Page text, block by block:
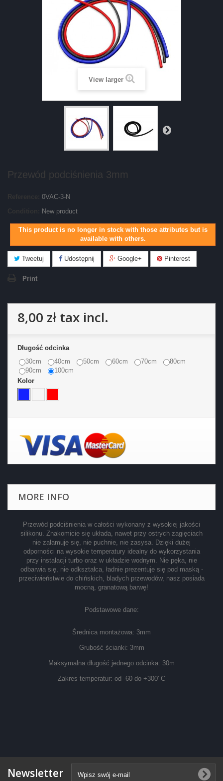
View larger
Przewód podciśnienia 3mm
0VAC-3-N
New product
This product is no longer in stock with those attributes but is
available with others.
Tweetuj Udostępnij Google+ Pinterest
Print
8,00 złtax incl.
Długość odcinka
30cm
40cm 50cm 60cm 70cm
80cm
90cm
100cm
Kolor
MORE INFO
Przewód podciśnienia w całości wykonany z wysokiej jakości
silikonu. Znakomicie się układa, nawet przy ostrych zagięciach
nie załamuje się, nie puchnie, nie zasysa. Dzięki dużej
odporności na wysokie temperatury idealny do wykorzystania
przy instalacji turbo oraz w układzie wodnym. Nie pęka, nie
odbarwia się, nie odkształca, ładnie prezentuje się pod maską -
przeciwieństwie do chińskich, bladych przewodów, nasz posiada
mocną, granatową barwę!
Podstawowe dane:
Średnica montażowa: 3mm
Grubość ścianki: 3mm
Maksymalna długość jednego odcinka: 30m
Zakres temperatur: od -60 do +300' C
Newsletter